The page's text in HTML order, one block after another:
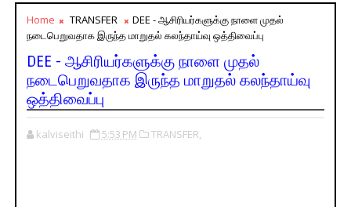
Home TRANSFER
DEE - ஆசிரியர்களுக்கு நாளை முதல்
நடைபெறுவதாக இருந்த மாறுதல் கலந்தாய்வு ஒத்திவைப்பு
DEE - ஆசிரியர்களுக்கு நாளை முதல்
நடைபெறுவதாக இருந்த மாறுதல் கலந்தாய்வு
ஒத்திவைப்பு
kalviseithi 5:53 PM TRANSFER,